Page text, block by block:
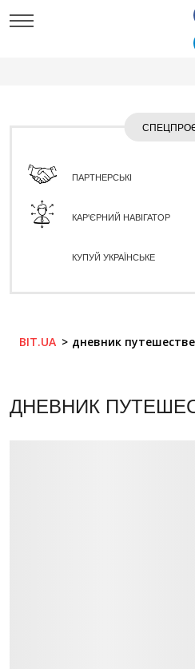
ПАРТНЕРСЬКІ
КАР'ЄРНИЙ НАВІГАТОР
КУПУЙ УКРАЇНСЬКЕ
BIT.UA дневник
ДНЕВНИК